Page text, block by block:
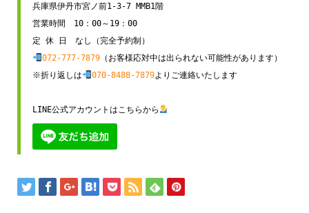
兵庫県伊丹市宮ノ前1-3-7 MMB1階
営業時間　10：00～19：00
072-777-7879（お客様応対中は出られない可能性があります）
※折り返しは
070-8488-7879よりご連絡いたします
LINE公式アカウントはこちらから